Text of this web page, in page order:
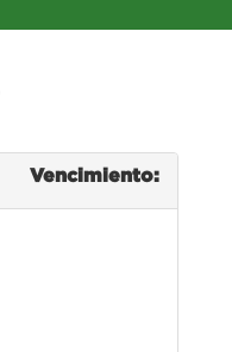
Vencimiento: